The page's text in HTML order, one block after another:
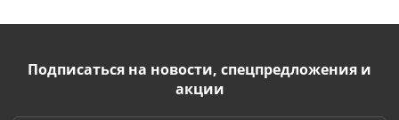
Подписаться на новости, спецпредложения и
акции